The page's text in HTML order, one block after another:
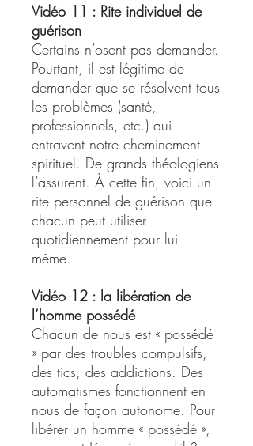
Vidéo 11 : Rite individuel de
guérison
Certains n’osent pas demander.
Pourtant, il est légitime de
demander que se résolvent tous
les problèmes (santé,
professionnels, etc.) qui
entravent notre cheminement
spirituel. De grands théologiens
l’assurent. À cette fin, voici un
rite personnel de guérison que
chacun peut utiliser
quotidiennement pour lui-
même.
Vidéo 12 : la libération de
l’homme possédé
Chacun de nous est « possédé
» par des troubles compulsifs,
des tics, des addictions. Des
automatismes fonctionnent en
nous de façon autonome. Pour
libérer un homme « possédé »,